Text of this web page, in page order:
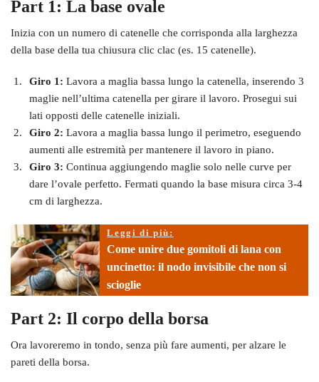
Part 1: La base ovale
Inizia con un numero di catenelle che corrisponda alla larghezza
della base della tua chiusura clic clac (es. 15 catenelle).
Giro 1: Lavora a maglia bassa lungo la catenella, inserendo 3
maglie nell’ultima catenella per girare il lavoro. Prosegui sui
lati opposti delle catenelle iniziali.
Giro 2: Lavora a maglia bassa lungo il perimetro, eseguendo
aumenti alle estremità per mantenere il lavoro in piano.
Giro 3: Continua aggiungendo maglie solo nelle curve per
dare l’ovale perfetto. Fermati quando la base misura circa 3-4
cm di larghezza.
Leggi di più:
Come unire due gomitoli di lana con
uncinetto: il nodo invisibile che non si
scioglie
Part 2: Il corpo della borsa
Ora lavoreremo in tondo, senza più fare aumenti, per alzare le
pareti della borsa.